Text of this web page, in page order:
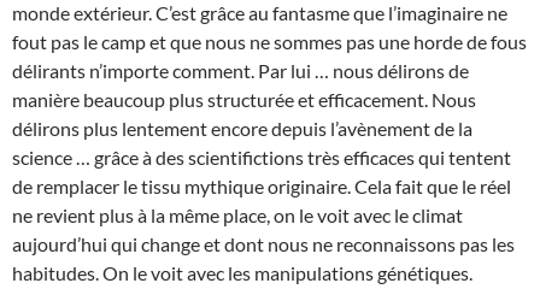
monde extérieur. C’est grâce au fantasme que l’imaginaire ne
fout pas le camp et que nous ne sommes pas une horde de fous
délirants n’importe comment. Par lui … nous délirons de
manière beaucoup plus structurée et efficacement. Nous
délirons plus lentement encore depuis l’avènement de la
science … grâce à des scientifictions très efficaces qui tentent
de remplacer le tissu mythique originaire. Cela fait que le réel
ne revient plus à la même place, on le voit avec le climat
aujourd’hui qui change et dont nous ne reconnaissons pas les
habitudes. On le voit avec les manipulations génétiques.